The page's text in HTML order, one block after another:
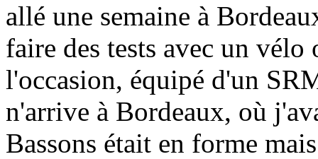
allé une semaine à
faire des tests avec un
l'occasion, équipé d'un
n'arrive à Bordeaux, où
Bassons était en forme